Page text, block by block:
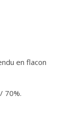
en flacon
70%.